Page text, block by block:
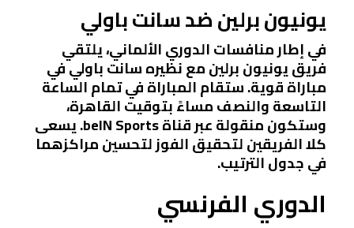
يونيون برلين ضد سانت باولي
في إطار منافسات الدوري الألماني، يلتقي
فريق يونيون برلين مع نظيره سانت باولي في
مباراة قوية. ستقام المباراة في تمام الساعة
التاسعة والنصف مساءً بتوقيت القاهرة،
وستكون منقولة عبر قناة beIN Sports. يسعى
كلا الفريقين لتحقيق الفوز لتحسين مراكزهما
في جدول الترتيب.
الدوري الفرنسي